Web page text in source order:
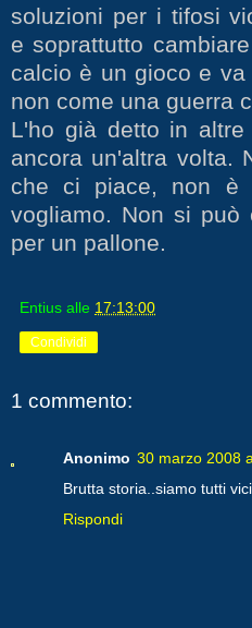
soluzioni per i tifosi
e soprattutto
calcio è un gioco e
non come una guerra
L'ho già detto in
ancora un'altra volta.
che ci piace, non è
vogliamo. Non si
per un pallone.
Entius alle 17:13:00
Condividi
1 commento:
Anonimo 30 marzo 2008
Brutta storia..siamo tutti
Rispondi